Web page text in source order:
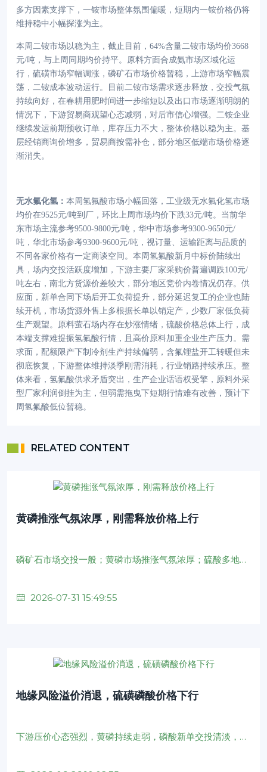
多方因素支撑下，一铵市场整体氛围偏暖，短期内一铵价格仍将
维持稳中小幅探涨为主。
本周二铵市场以稳为主，截止目前， 64%含量二铵市场均价3668
元/吨，与上周同期均价持平。原料方面合成氨市场区域化运
行，硫磺市场窄幅调涨，磷矿石市场价格暂稳，上游市场窄幅震
荡，二铵成本波动运行。目前二铵市场需求逐步释放，交投气氛
持续向好，在春耕用肥时间进一步缩短以及出口市场逐渐明朗的
情况下，下游贸易商观望心态减弱，对后市信心增强。二铵企业
继续发运前期预收订单，库存压力不大，整体价格以稳为主。基
层经销商询价增多，贸易商按需补仓，部分地区低端市场价格逐
渐消失。
无水氟化氢： 本周氢氟酸市场小幅回落，工业级无水氟化氢市场
均价在9525元/吨到厂，环比上周市场均价下跌33元/吨。当前华
东市场主流参考9500-9800元/吨，华中市场参考9300-9650元/
吨，华北市场参考9300-9600元/吨，视订量、运输距离与品质的
不同各家价格有一定商谈空间。本周氢氟酸新月中标价陆续出
具，场内交投活跃度增加，下游主要厂家采购价普遍调跌100元/
吨左右，南北方货源价差较大，部分地区竞价内卷情况仍存。供
应面，新单合同下场后开工负荷提升，部分延迟复工的企业也陆
续开机，市场货源外售上多根据长单以销定产，少数厂家低负荷
生产观望。原料萤石场内存在炒涨情绪，硫酸价格总体上行，成
本端支撑难提振氢氟酸行情，且高价原料加重企业生产压力。需
求面，配额限产下制冷剂生产持续偏弱，含氟锂盐开工转暖但未
彻底恢复，下游整体维持淡季刚需消耗，行业销路持续承压。整
体来看，氢氟酸供求矛盾突出，生产企业话语权受擎，原料外采
型厂家利润倒挂为主，但弱需拖曳下短期行情难有改善，预计下
周氢氟酸低位暂稳。
RELATED CONTENT
黄磷推涨气氛浓厚，刚需释放价格上行
磷矿石市场交投一般；黄磷市场推涨气氛浓厚；硫酸多地行情走跌；热法磷酸市场供需僵持；湿法净化磷酸量价齐跌；磷铵价格涨跌两难；氟化氢供应量小幅收缩
2026-07-31 15:49:55
地缘风险溢价消退，硫磺磷酸价格下行
下游压价心态强烈，黄磷持续走弱，磷酸新单交投清淡，价格重心持续下跌